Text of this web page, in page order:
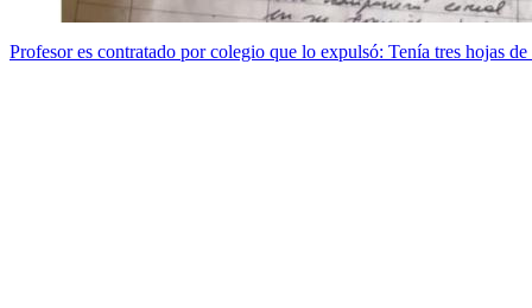
Profesor es contratado por colegio que lo expulsó: Tenía tres hojas